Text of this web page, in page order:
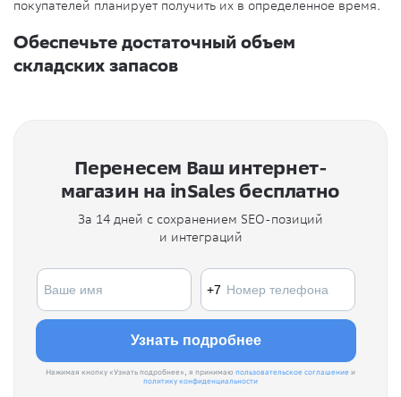
покупателей планирует получить их в определенное время.
Обеспечьте достаточный объем
складских запасов
Перенесем Ваш интернет-
магазин на inSales бесплатно
За 14 дней с сохранением SEO-позиций
и интеграций
Нажимая кнопку «Узнать подробнее», я принимаю пользовательское соглашение и
политику конфиденциальности